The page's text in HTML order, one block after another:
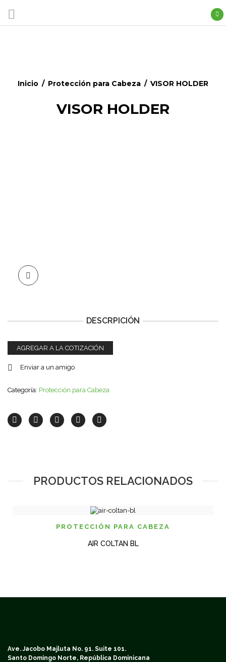
Inicio / Protección para Cabeza / VISOR HOLDER
VISOR HOLDER
DESCRPICIÓN
AGREGAR A LA COTIZACIÓN
Enviar a un amigo
Categoría: Protección para Cabeza
PRODUCTOS RELACIONADOS
PROTECCIÓN PARA CABEZA
AIR COLTAN BL
Ave. Jacobo Majluta No. 91. Suite 101.
Santo Domingo Norte, República Dominicana